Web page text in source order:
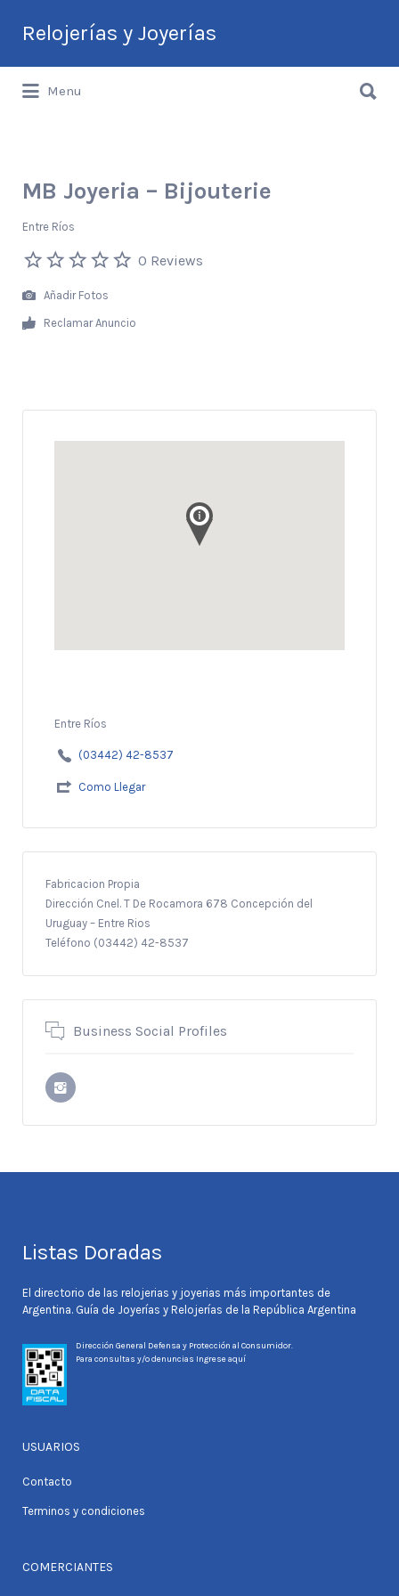
Relojerías y Joyerías
Guía de Relojerías y Joyerías en
por:
Menu
por:
MB Joyeria – Bijouterie
Entre Ríos
0 Reviews
Añadir Fotos
Reclamar Anuncio
Entre Ríos
(03442) 42-8537
Como Llegar
Fabricacion Propia
Dirección Cnel. T De Rocamora 678 Concepción del
Uruguay – Entre Rios
Teléfono (03442) 42-8537
Business Social Profiles
Listas Doradas
El directorio de las relojerias y joyerias más importantes de
Argentina. Guía de Joyerías y Relojerías de la República Argentina
Dirección General Defensa y Protección al Consumidor.
Para consultas y/o denuncias Ingrese aquí
USUARIOS
Contacto
Terminos y condiciones
COMERCIANTES